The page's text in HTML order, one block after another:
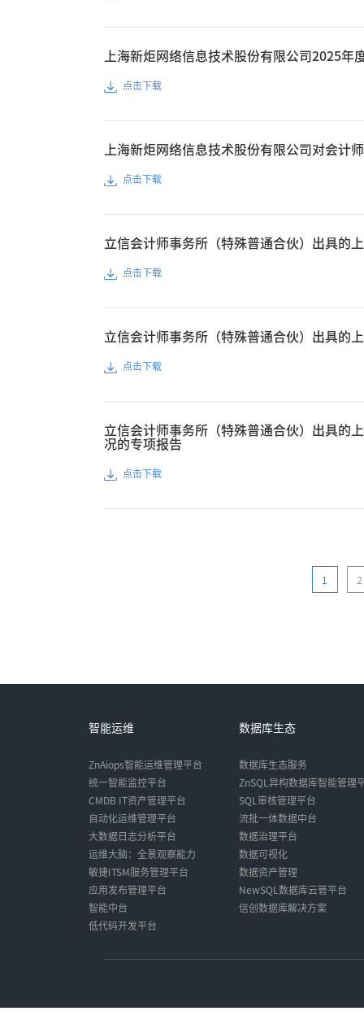
上海新炬网络信息技术股份有限公司2025年
点击下载
上海新炬网络信息技术股份有限公司对会计
点击下载
立信会计师事务所（特殊普通合伙）出具的
点击下载
立信会计师事务所（特殊普通合伙）出具的
点击下载
立信会计师事务所（特殊普通合伙）出具的
况的专项报告
点击下载
1 2
智能运维
ZnAiops智能运维管理平台
统一智能监控平台
CMDB IT资产管理平台
自动化运维管理平台
大数据日志分析平台
运维大脑：全景观察能力
敏捷ITSM服务管理平台
应用发布管理平台
智能中台
低代码开发平台
数据库生态
数据库生态服务
ZnSQL异构数据库智能管理
SQL审核管理平台
流批一体数据中台
数据治理平台
数据可视化
数据资产管理
NewSQL数据库云管平台
信创数据库解决方案